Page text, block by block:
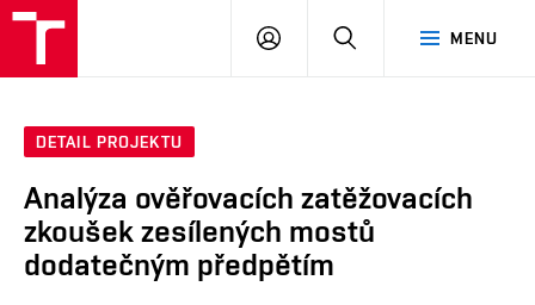
MENU
PŘIHLÁSIT
DETAIL PROJEKTU
Analýza ověřovacích zatěžovacích
zkoušek zesílených mostů
dodatečným předpětím